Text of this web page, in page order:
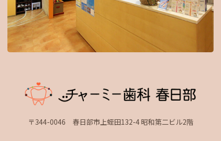
〒344-0046 春日部市上蛭田132-4 昭和第二ビル2階